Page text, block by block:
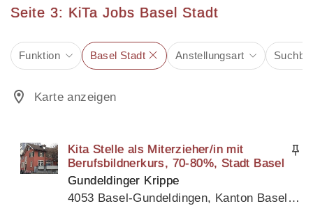
Seite 3: KiTa Jobs Basel Stadt
Funktion Basel Stadt Anstellungsart
Karte anzeigen
Kita Stelle als Miterzieher/in mit
Berufsbildnerkurs, 70-80%, Stadt Basel
Gundeldinger Krippe
4053 Basel-Gundeldingen, Kanton Basel Stadt